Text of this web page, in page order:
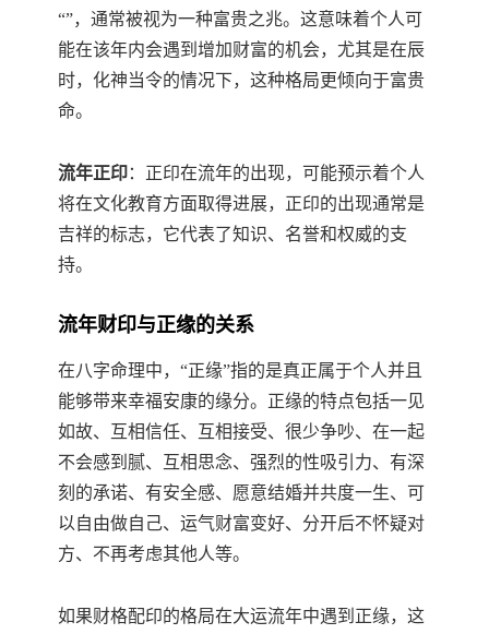
“”，通常被视为一种富贵之兆。这意味着个人可
能在该年内会遇到增加财富的机会，尤其是在辰
时，化神当令的情况下，这种格局更倾向于富贵
命。
流年正印：正印在流年的出现，可能预示着个人
将在文化教育方面取得进展，正印的出现通常是
吉祥的标志，它代表了知识、名誉和权威的支
持。
流年财印与正缘的关系
在八字命理中，“正缘”指的是真正属于个人并且
能够带来幸福安康的缘分。正缘的特点包括一见
如故、互相信任、互相接受、很少争吵、在一起
不会感到腻、互相思念、强烈的性吸引力、有深
刻的承诺、有安全感、愿意结婚并共度一生、可
以自由做自己、运气财富变好、分开后不怀疑对
方、不再考虑其他人等。
如果财格配印的格局在大运流年中遇到正缘，这